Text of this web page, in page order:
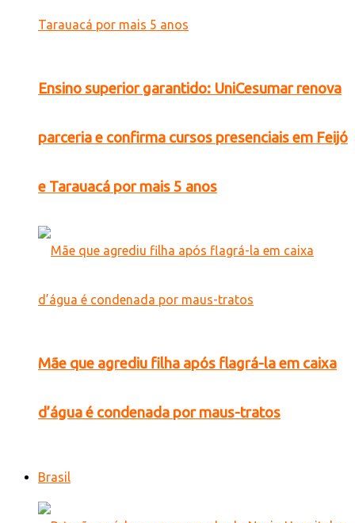
Ensino superior garantido: UniCesumar renova
parceria e confirma cursos presenciais em Feijó
e Tarauacá por mais 5 anos
Mãe que agrediu filha após flagrá-la em caixa
d’água é condenada por maus-tratos
Brasil